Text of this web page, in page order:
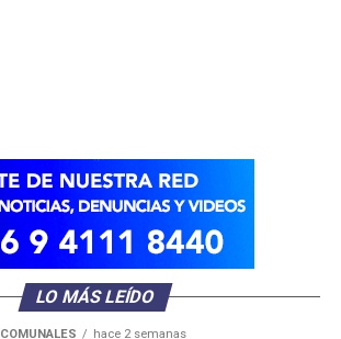
LO MÁS LEÍDO
COMUNALES hace 2 semanas